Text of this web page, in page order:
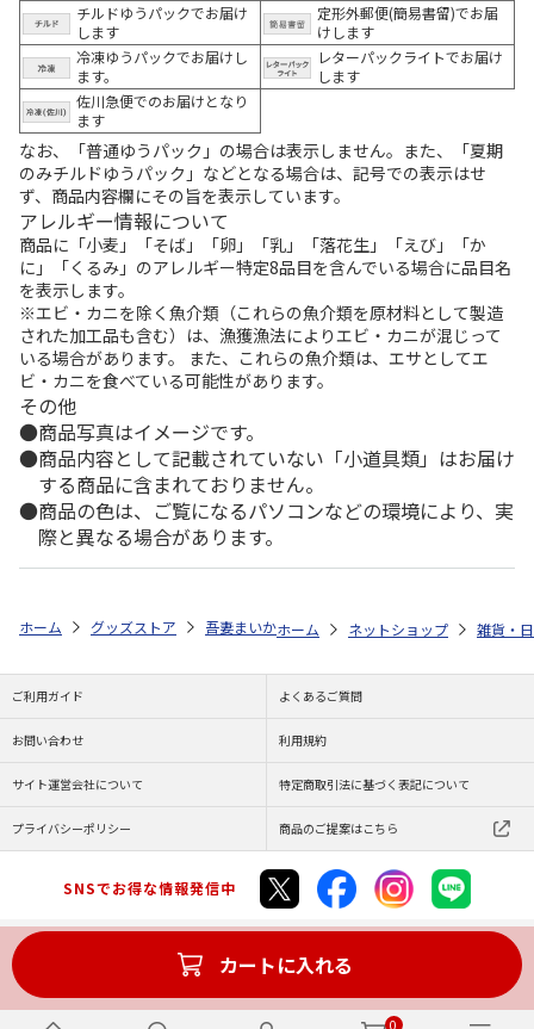
0
チルドゆうパックでお届け
します
定形外郵便(簡易書留)でお届
けします
冷凍ゆうパックでお届けし
ます。
レターパックライトでお届け
します
佐川急便でのお届けとなり
ます
なお、「普通ゆうパック」の場合は表示しません。また、「夏期
のみチルドゆうパック」などとなる場合は、記号での表示はせ
ず、商品内容欄にその旨を表示しています。
アレルギー情報について
商品に「小麦」「そば」「卵」「乳」「落花生」「えび」「か
に」「くるみ」のアレルギー特定8品目を含んでいる場合に品目名
を表示します。
※エビ・カニを除く魚介類（これらの魚介類を原材料として製造
された加工品も含む）は、漁獲漁法によりエビ・カニが混じって
いる場合があります。 また、これらの魚介類は、エサとしてエ
ビ・カニを食べている可能性があります。
その他
商品写真はイメージです。
商品内容として記載されていない「小道具類」はお届け
する商品に含まれておりません。
商品の色は、ご覧になるパソコンなどの環境により、実
際と異なる場合があります。
カートに入れる
ホーム グッズストア 吾妻まいか 吾妻まいか・シマエナガ オリジナ
ホーム ネットショップ 雑貨・
ご利用ガイド よくあるご質問
お問い合わせ 利用規約
サイト運営会社について 特定商取引法に基づく表記について
プライバシーポリシー 商品のご提案はこちら
SNSでお得な情報発信中